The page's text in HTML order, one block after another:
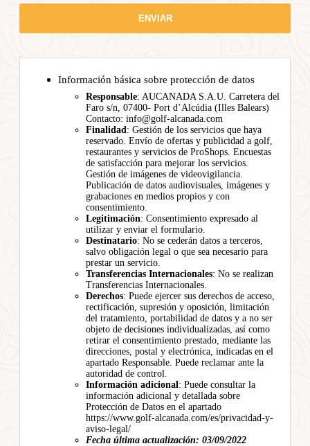
Información básica sobre protección de datos
Responsable: AUCANADA S.A.U. Carretera del
Faro s/n, 07400- Port d’Alcúdia (Illes Balears)
Contacto: info@golf-alcanada.com
Finalidad : Gestión de los servicios que haya
reservado. Envío de ofertas y publicidad a golf,
restaurantes y servicios de ProShops. Encuestas
de satisfacción para mejorar los servicios.
Gestión de imágenes de videovigilancia.
Publicación de datos audiovisuales, imágenes y
grabaciones en medios propios y con
consentimiento.
Legitimación: Consentimiento expresado al
utilizar y enviar el formulario.
Destinatario: No se cederán datos a terceros,
salvo obligación legal o que sea necesario para
prestar un servicio.
Transferencias Internacionales: No se realizan
Transferencias Internacionales.
Derechos: Puede ejercer sus derechos de acceso,
rectificación, supresión y oposición, limitación
del tratamiento, portabilidad de datos y a no ser
objeto de decisiones individualizadas, así como
retirar el consentimiento prestado, mediante las
direcciones, postal y electrónica, indicadas en el
apartado Responsable. Puede reclamar ante la
autoridad de control.
Información adicional : Puede consultar la
información adicional y detallada sobre
Protección de Datos en el apartado
https://www.golf-alcanada.com/es/privacidad-y-
aviso-legal/
Fecha última actualización: 03/09/2022